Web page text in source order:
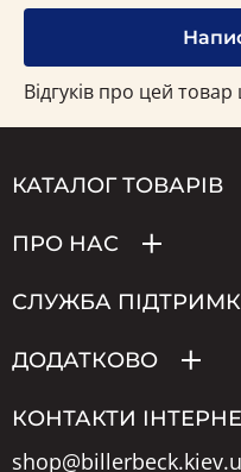
Відгуків про цей
КАТАЛОГ ТОВАРІВ
ПРО НАС
СЛУЖБА
ДОДАТКОВО
КОНТАКТИ